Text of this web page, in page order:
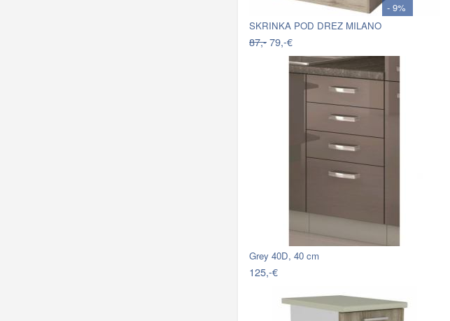
- 9%
SKRINKA POD DREZ MILANO
87,-79,-€
Grey 40D, 40 cm
125,-€